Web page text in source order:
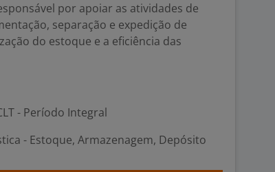
por apoiar as atividades de
separação e expedição de
do estoque e a eficiência das
- Período Integral
- Estoque, Armazenagem, Depósito